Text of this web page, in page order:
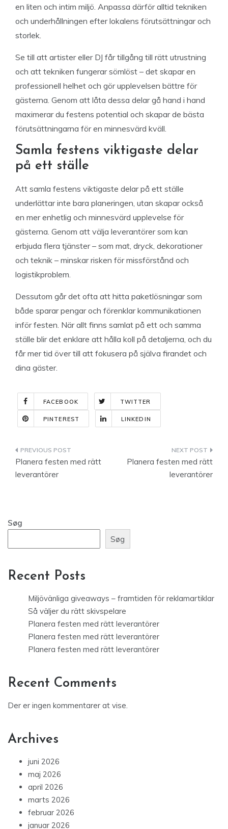
en liten och intim miljö. Anpassa därför alltid tekniken
och underhållningen efter lokalens förutsättningar och
storlek.
Se till att artister eller DJ får tillgång till rätt utrustning
och att tekniken fungerar sömlöst – det skapar en
professionell helhet och gör upplevelsen bättre för
gästerna. Genom att låta dessa delar gå hand i hand
maximerar du festens potential och skapar de bästa
förutsättningarna för en minnesvärd kväll.
Samla festens viktigaste delar
på ett ställe
Att samla festens viktigaste delar på ett ställe
underlättar inte bara planeringen, utan skapar också
en mer enhetlig och minnesvärd upplevelse för
gästerna. Genom att välja leverantörer som kan
erbjuda flera tjänster – som mat, dryck, dekorationer
och teknik – minskar risken för missförstånd och
logistikproblem.
Dessutom går det ofta att hitta paketlösningar som
både sparar pengar och förenklar kommunikationen
inför festen. När allt finns samlat på ett och samma
ställe blir det enklare att hålla koll på detaljerna, och du
får mer tid över till att fokusera på själva firandet och
dina gäster.
FACEBOOK TWITTER
PINTEREST LINKEDIN
Indlægsnavigation
Planera festen med rätt
leverantörer
Planera festen med rätt
leverantörer
Søg
Søg
Recent Posts
Miljövänliga giveaways – framtiden för reklamartiklar
Så väljer du rätt skivspelare
Planera festen med rätt leverantörer
Planera festen med rätt leverantörer
Planera festen med rätt leverantörer
Recent Comments
Der er ingen kommentarer at vise.
Archives
juni 2026
maj 2026
april 2026
marts 2026
februar 2026
januar 2026